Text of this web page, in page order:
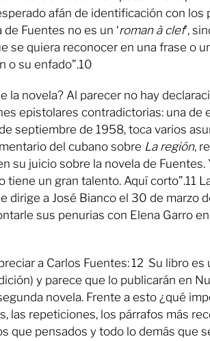
afán de identificación con los
Fuentes no es un ‘roman à clef’,
se quiera reconocer en una frase o
o su enfado”.10
la novela? Al parecer no hay
epistolares contradictorias: una de
septiembre de 1958, toca varios
del cubano sobre La región,
su juicio sobre la novela de Fuentes.
tiene un gran talento. Aquí corto”.11
dirige a José Bianco el 30 de marzo
sus penurias con Elena Garro
a Carlos Fuentes: 12 Su libro es
y parece que lo publicarán en
novela. Frente a esto ¿qué
las repeticiones, los párrafos más
que pensados y todo lo demás que